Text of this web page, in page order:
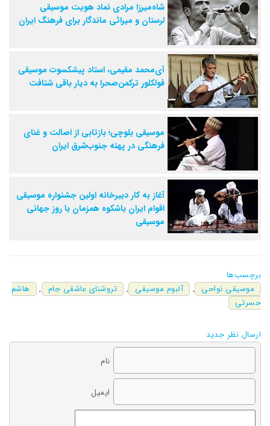
شاه‌میرزا مرادی نماد هویت موسیقی
لرستان و میراثی ماندگار برای فرهنگ ایران
آی‌محمد مقیمی، استاد پیشکسوت موسیقی
فولکلور ترکمن‌صحرا به دیار باقی شتافت
موسیقی بلوچی؛ بازتابی از اصالت و غنای
فرهنگی در پهنه جنوب‌شرق ایران
آغاز به کار دبیرخانه اولین جشنواره موسیقی
اقوام ایران باشکوه همزمان با روز جهانی
موسیقی
برچسب‌ها
موسیقی نواحی
, آلبوم موسیقی , تروشنای عاشقی جام ,
هاشم
حسرتی
ارسال نظر جدید
نام
ایمیل